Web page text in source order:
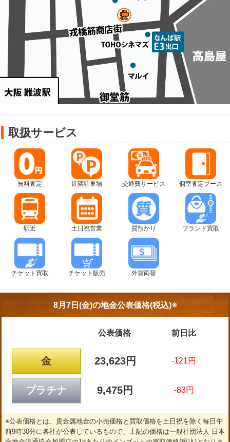
取扱サービス
無料査定 近隣駐車場 交通費サービス 個室査定ブース
駅近 土日祝営業 質預かり ブランド買取
チケット買取 チケット販売 外貨両替
8月7日(金)の地金公表価格(税込)※
公表価格 前日比
金 23,623円 -121円
プラチナ 9,475円 -83円
※公表価格とは、貴金属地金の小売価格と買取価格を土日祝を除く毎日午
前9時30分に各社が公表しているもので、上記の価格は一般社団法人 日本